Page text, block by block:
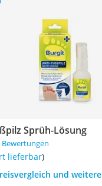
Sprüh-Lösung
Bewertungen
lieferbar)
und